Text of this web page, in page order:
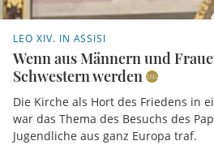
LEO XIV. IN ASSISI
Wenn aus Männern und
Schwestern werden
Die Kirche als Hort des Friedens in
war das Thema des Besuchs des
Jugendliche aus ganz Europa traf.